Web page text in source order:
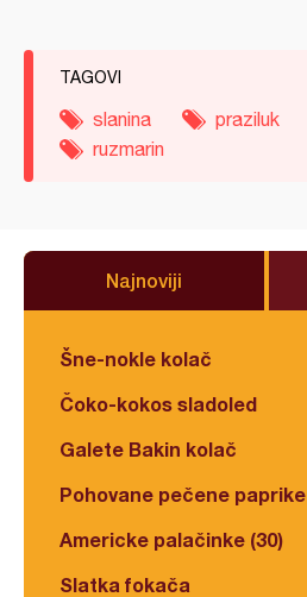
TAGOVI
slanina praziluk
ruzmarin
Najnoviji
Šne-nokle kolač
Čoko-kokos sladoled
Galete Bakin kolač
Pohovane pečene paprike
Americke palačinke (30)
Slatka fokača